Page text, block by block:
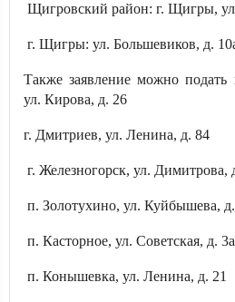
Щигровский район: г. Щигры,
г. Щигры: ул. Большевиков, д.
Также заявление можно
ул. Кирова, д. 26
г. Дмитриев, ул. Ленина, д. 84
г. Железногорск, ул. Димитрова,
п. Золотухино, ул. Куйбышева,
п. Касторное, ул. Советская, д. 3а
п. Конышевка, ул. Ленина, д. 21